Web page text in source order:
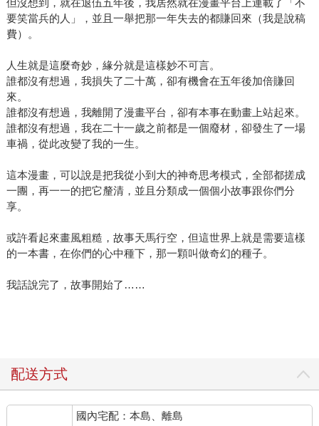
要笑當兵的人」，並且一舉把那一年失去的都賺回來（我是說稿
費）。
人生就是這麼奇妙，緣分就是這樣妙不可言。
誰都沒有想過，我損失了二十萬，卻有機會在五年後加倍賺回
來。
誰都沒有想過，我離開了漫畫平台，卻有本事在動畫上站起來。
誰都沒有想過，我在二十一歲之前都是一個廢材，卻發生了一場
車禍，從此改變了我的一生。
這本漫畫，可以說是把我從小到大的神奇思考模式，全部都搓成
一團，再一一的把它釐清，並且分類成一個個小故事跟你們分
享。
或許看起來畫風粗糙，故事天馬行空，但這世界上就是需要這樣
的一本書，在你們的心中種下，那一顆叫做奇幻的種子。
我話說完了，故事開始了……
配送方式
國內宅配：本島、離島